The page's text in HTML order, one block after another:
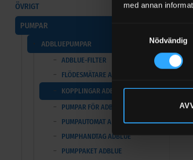
med annan
Nödvändig
ÖVRIGT
PUMPAR
ADBLUEPUMPAR
ADBLUE-FILTER
FLÖDESMÄTARE ADBLUE
KOPPLINGAR ADBLUE
PUMPAR FÖR ADBLUE
PUMPAUTOMAT ADBLUE
PUMPHANDTAG ADBLUE
PUMPPAKET ADBLUE